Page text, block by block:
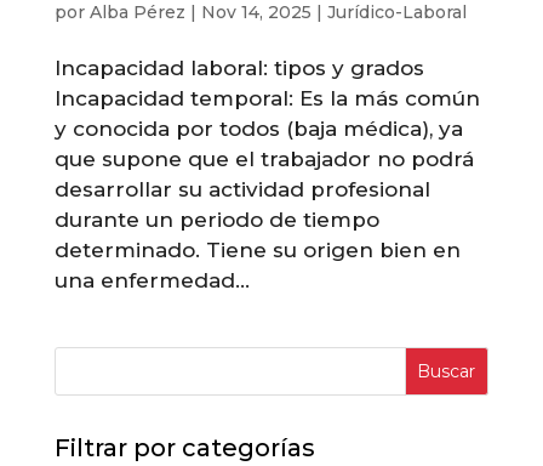
por Alba Pérez | Nov 14, 2025 | Jurídico-Laboral
Incapacidad laboral: tipos y grados
Incapacidad temporal: Es la más común
y conocida por todos (baja médica), ya
que supone que el trabajador no podrá
desarrollar su actividad profesional
durante un periodo de tiempo
determinado. Tiene su origen bien en
una enfermedad...
Buscar
Filtrar por categorías